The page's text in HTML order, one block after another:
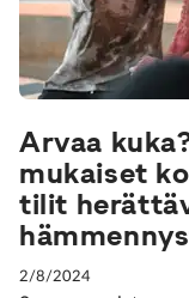
Arvaa
mukaiset
tilit
2/8/2024